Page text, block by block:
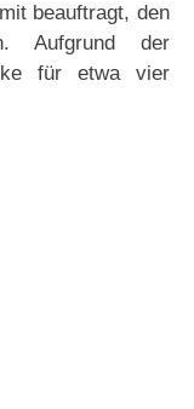
beauftragt, den
Aufgrund der
für etwa vier